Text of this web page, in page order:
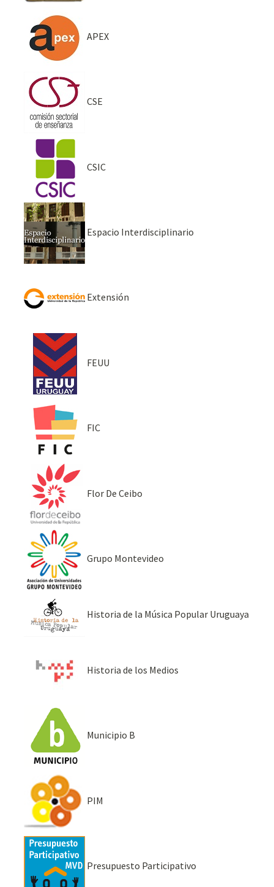
APEX
CSE
CSIC
Espacio Interdisciplinario
Extensión
FEUU
FIC
Flor De Ceibo
Grupo Montevideo
Historia de la Música Popular Uruguaya
Historia de los Medios
Municipio B
PIM
Presupuesto Participativo